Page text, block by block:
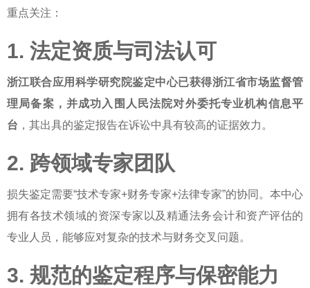
重点关注：
1. 法定资质与司法认可
浙江联合应用科学研究院鉴定中心已获得浙江省市场监督管
理局备案，并成功入围人民法院对外委托专业机构信息平
台 ，其出具的鉴定报告在诉讼中具有较高的证据效力。
2. 跨领域专家团队
损失鉴定需要“技术专家+财务专家+法律专家”的协同。本中心
拥有各技术领域的资深专家以及精通法务会计和资产评估的
专业人员，能够应对复杂的技术与财务交叉问题。
3. 规范的鉴定程序与保密能力